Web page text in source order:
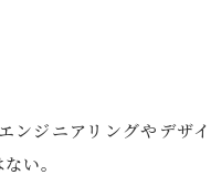
ンジニアリングやデザ
い。